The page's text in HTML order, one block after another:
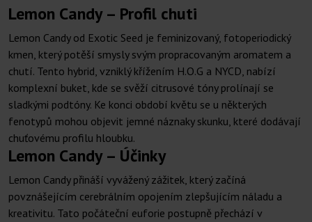
Lemon Candy – Profil chuti
Lemon Candy od Exotic Seed je feminizovaný, fotoperiodický
kmen, který potěší smysly svým propracovaným aromatem a
chutí. Tento hybrid, vzniklý křížením H.O.G a NYCD, nabízí
komplexní buket, kde se svěží citrusové tóny prolínají se
sladkými podtóny. Ke konci období květu se u některých
fenotypů mohou objevit jemné náznaky skunku, které dodávají
chuťovému profilu hloubku.
Lemon Candy – Účinky
Lemon Candy přináší vyvážený zážitek, který začíná
povznášejícím cerebrálním opojením zlepšujícím náladu a
kreativitu. Tato počáteční euforie postupně přechází v